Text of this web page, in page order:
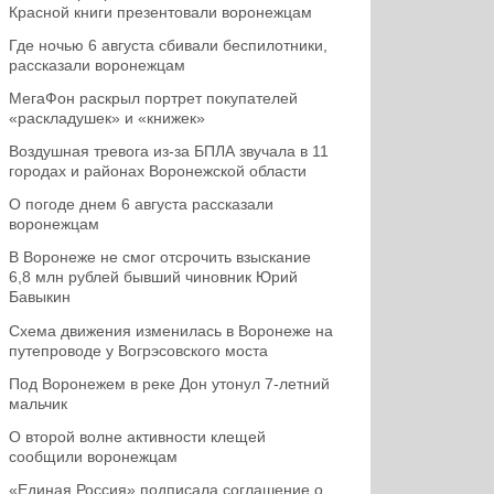
Красной книги презентовали воронежцам
Где ночью 6 августа сбивали беспилотники,
рассказали воронежцам
МегаФон раскрыл портрет покупателей
«раскладушек» и «книжек»
Воздушная тревога из-за БПЛА звучала в 11
городах и районах Воронежской области
О погоде днем 6 августа рассказали
воронежцам
В Воронеже не смог отсрочить взыскание
6,8 млн рублей бывший чиновник Юрий
Бавыкин
Схема движения изменилась в Воронеже на
путепроводе у Вогрэсовского моста
Под Воронежем в реке Дон утонул 7-летний
мальчик
О второй волне активности клещей
сообщили воронежцам
«Единая Россия» подписала соглашение о